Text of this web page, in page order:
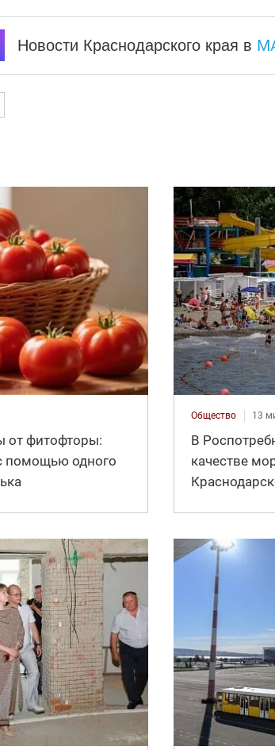
Новости Краснодарского края в
от фитофторы:
помощью одного
Общество 13
В
качестве